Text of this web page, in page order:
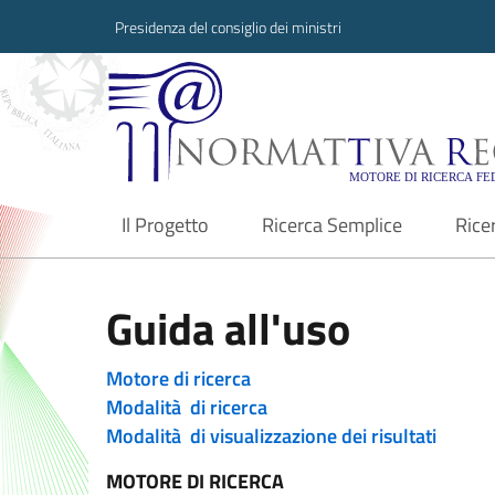
Presidenza del consiglio dei ministri
Normattiva
Il Progetto
current Ricerca Semplice
Guida all'uso
Motore di ricerca
Modalità di ricerca
Modalità di visualizzazione dei risultati
MOTORE DI RICERCA